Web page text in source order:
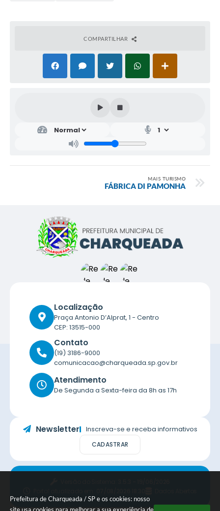
Prefeitura de Charqueada / SP e os cookies: nosso
COMPARTILHAR
MAIS TURISMO
FÁBRICA DI PAMONHA
Localização
Praça Antonio D’Alprat, 1 - Centro
CEP: 13515-000
Contato
(19) 3186-9000
comunicacao@charqueada.sp.gov.br
Atendimento
De Segunda a Sexta-feira da 8h as 17h
Newsletter Inscreva-se e receba informativos
CADASTRAR